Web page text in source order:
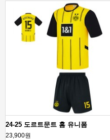
24-25 도르트문트 홈 유니폼
23,900원